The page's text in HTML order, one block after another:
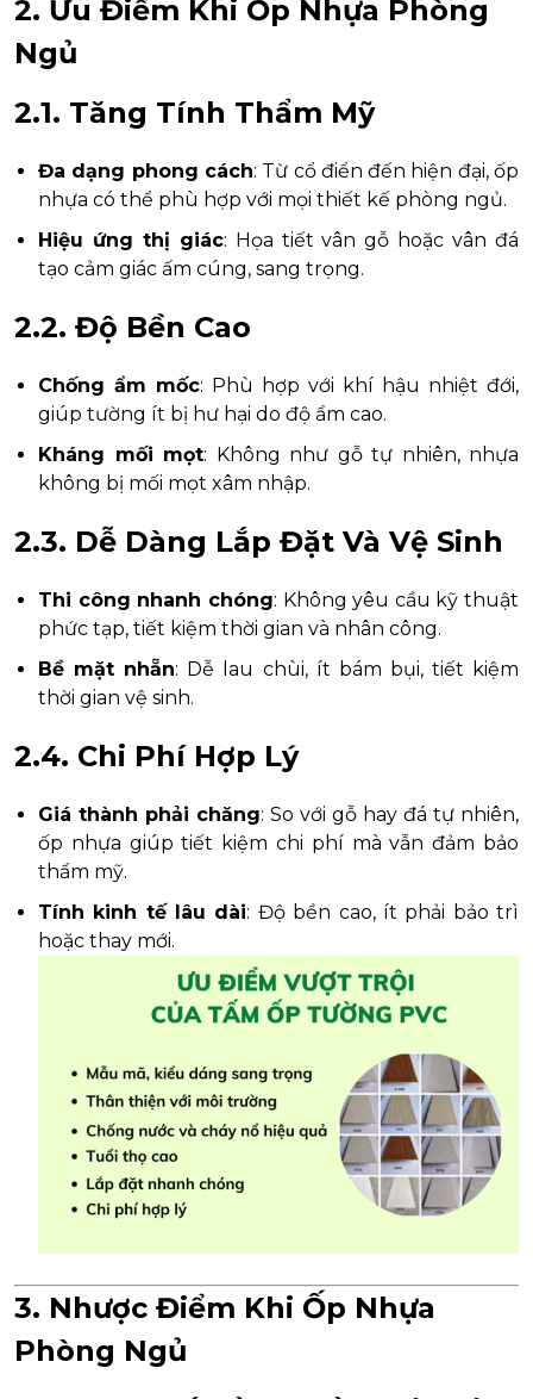
2. Ưu Điểm Khi Ốp Nhựa Phòng
Ngủ
2.1. Tăng Tính Thẩm Mỹ
Đa dạng phong cách: Từ cổ điển đến hiện đại, ốp
nhựa có thể phù hợp với mọi thiết kế phòng ngủ.
Hiệu ứng thị giác: Họa tiết vân gỗ hoặc vân đá
tạo cảm giác ấm cúng, sang trọng.
2.2. Độ Bền Cao
Chống ẩm mốc: Phù hợp với khí hậu nhiệt đới,
giúp tường ít bị hư hại do độ ẩm cao.
Kháng mối mọt: Không như gỗ tự nhiên, nhựa
không bị mối mọt xâm nhập.
2.3. Dễ Dàng Lắp Đặt Và Vệ Sinh
Thi công nhanh chóng: Không yêu cầu kỹ thuật
phức tạp, tiết kiệm thời gian và nhân công.
Bề mặt nhẵn: Dễ lau chùi, ít bám bụi, tiết kiệm
thời gian vệ sinh.
2.4. Chi Phí Hợp Lý
Giá thành phải chăng: So với gỗ hay đá tự nhiên,
ốp nhựa giúp tiết kiệm chi phí mà vẫn đảm bảo
thẩm mỹ.
Tính kinh tế lâu dài: Độ bền cao, ít phải bảo trì
hoặc thay mới.
3. Nhược Điểm Khi Ốp Nhựa
Phòng Ngủ